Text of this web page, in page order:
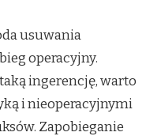
usuwania
operacyjny.
ingerencję, warto
i nieoperacyjnymi
Zapobieganie